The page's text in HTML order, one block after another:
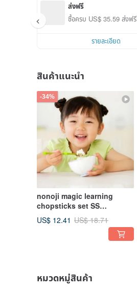
ส่งฟรี
ซื้อครบ US$ 35.59 ส่งฟรี
รายละเอียด
สินค้าแนะนำ
-34%
nonoji magic learning
chopsticks set SS
(red/green)
US$ 12.41 US$ 18.71
หมวดหมู่สินค้า